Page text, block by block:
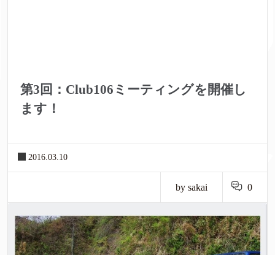
第3回：Club106ミーティングを開催し
ます！
2016.03.10
by sakai 0